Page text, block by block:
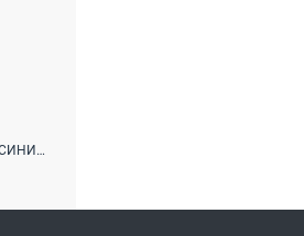
ТУНИКА Т 380 (ТЕМНО-СИНИЙ)